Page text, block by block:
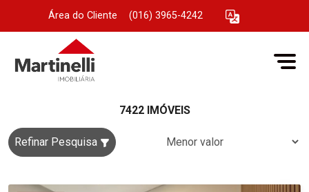
Área do Cliente (016) 3965-4242
7422 IMÓVEIS
Refinar Pesquisa